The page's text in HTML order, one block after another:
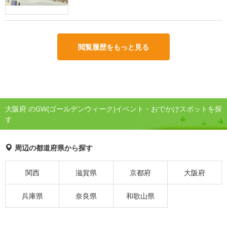
閲覧履歴をもっと見る
大阪府 のGW(ゴールデンウィーク)イベント・おでかけスポットを探
す
周辺の都道府県から探す
関西 滋賀県 京都府 大阪府
兵庫県 奈良県 和歌山県